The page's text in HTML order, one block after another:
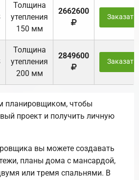
Толщина
утепления
150 мм
2662600
Заказать
Толщина
утепления
200 мм
2849600
Заказать
планировщиком, чтобы
проект и получить личную
вы можете создавать
планы дома с мансардой,
или тремя спальнями. В